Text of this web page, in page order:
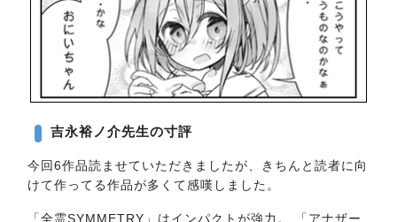
吉永裕ノ介先生の寸評
今回6作品読ませていただきましたが、きちんと読者に向
けて作ってる作品が多くて感嘆しました。
「全霊SYMMETRY」はインパクトが強力。 「アナザー